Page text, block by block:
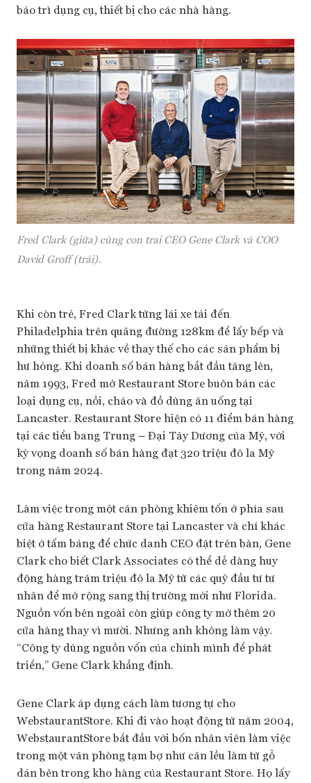
bảo trì dụng cụ, thiết bị cho các nhà hàng.
Fred Clark (giữa) cùng con trai CEO Gene Clark và COO
David Groff (trái).
Khi còn trẻ, Fred Clark từng lái xe tải đến
Philadelphia trên quãng đường 128km để lấy bếp và
những thiết bị khác về thay thế cho các sản phẩm bị
hư hỏng. Khi doanh số bán hàng bắt đầu tăng lên,
năm 1993, Fred mở Restaurant Store buôn bán các
loại dụng cụ, nồi, chảo và đồ dùng ăn uống tại
Lancaster. Restaurant Store hiện có 11 điểm bán hàng
tại các tiểu bang Trung – Đại Tây Dương của Mỹ, với
kỳ vọng doanh số bán hàng đạt 320 triệu đô la Mỹ
trong năm 2024.
Làm việc trong một căn phòng khiêm tốn ở phía sau
cửa hàng Restaurant Store tại Lancaster và chỉ khác
biệt ở tấm bảng để chức danh CEO đặt trên bàn, Gene
Clark cho biết Clark Associates có thể dễ dàng huy
động hàng trăm triệu đô la Mỹ từ các quỹ đầu tư tư
nhân để mở rộng sang thị trường mới như Florida.
Nguồn vốn bên ngoài còn giúp công ty mở thêm 20
cửa hàng thay vì mười. Nhưng anh không làm vậy.
“Công ty dùng nguồn vốn của chính mình để phát
triển,” Gene Clark khẳng định.
Gene Clark áp dụng cách làm tương tự cho
WebstaurantStore. Khi đi vào hoạt động từ năm 2004,
WebstaurantStore bắt đầu với bốn nhân viên làm việc
trong một văn phòng tạm bợ như căn lều làm từ gỗ
dán bên trong kho hàng của Restaurant Store. Họ lấy